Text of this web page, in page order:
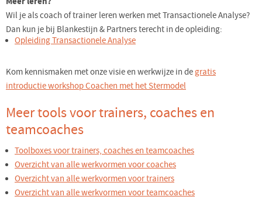
Wil je als coach of trainer leren werken met Transactionele Analyse?
Dan kun je bij Blankestijn & Partners terecht in de opleiding:
Opleiding Transactionele Analyse
Kom kennismaken met onze visie en werkwijze in de gratis
introductie workshop Coachen met het Stermodel
Meer tools voor trainers, coaches en
teamcoaches
Toolboxes voor trainers, coaches en teamcoaches
Overzicht van alle werkvormen voor coaches
Overzicht van alle werkvormen voor trainers
Overzicht van alle werkvormen voor teamcoaches